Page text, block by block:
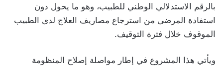
بالرقم الاستدلالي الوطني للطبيب، وهو ما يحول دون
استفادة المرضى من استرجاع مصاريف العلاج لدى الطبيب
الموقوف خلال فترة التوقيف.
ويأتي هذا المشروع في إطار مواصلة إصلاح المنظومة